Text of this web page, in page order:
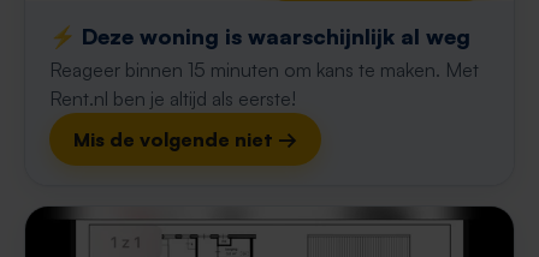
⚡️ Deze woning is waarschijnlijk al weg
Reageer binnen 15 minuten om kans te maken. Met
Rent.nl ben je altijd als eerste!
Mis de volgende niet →